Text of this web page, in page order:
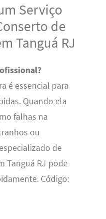
Serviço
de
Tanguá RJ
é essencial para
Quando ela
falhas na
ou
de
Tanguá RJ pode
Código: